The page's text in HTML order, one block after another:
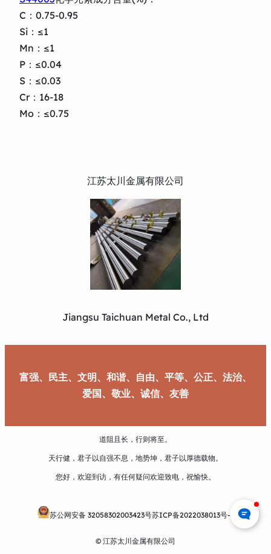
C：0.75-0.95
Si：≤1
Mn：≤1
P：≤0.04
S：≤0.03
Cr：16-18
Mo：≤0.75
江苏太川金属有限公司
Jiangsu Taichuan Metal Co., Ltd
富强、民主、文明、和谐、自由、平等、公正、法治、
爱国、敬业、诚信、友善
道阻且长，行则将至。
天行健，君子以自强不息，地势坤，君子以厚德载物。
您好，欢迎到访，有任何疑问欢迎致电，祝愉快。
苏公网安备 32058302003423号苏ICP备2022038013号-1
© 江苏太川金属有限公司